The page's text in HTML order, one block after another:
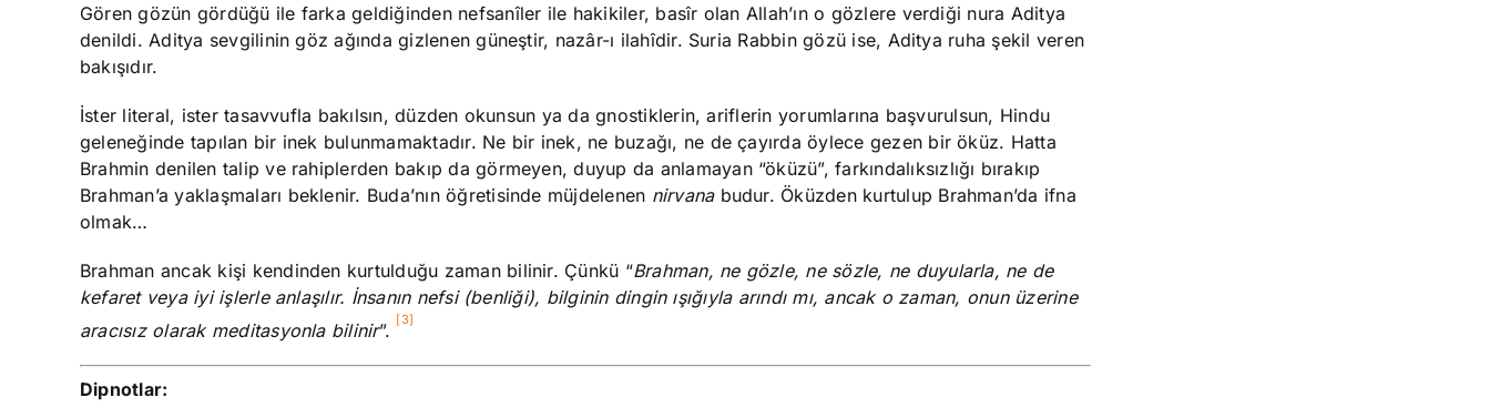
Gören gözün gördüğü ile farka geldiğinden nefsanîler ile hakikiler, basîr olan Allah’ın o gözlere verdiği nura Aditya
denildi. Aditya sevgilinin göz ağında gizlenen güneştir, nazâr-ı ilahîdir. Suria Rabbin gözü ise, Aditya ruha şekil veren
bakışıdır.
İster literal, ister tasavvufla bakılsın, düzden okunsun ya da gnostiklerin, ariflerin yorumlarına başvurulsun, Hindu
geleneğinde tapılan bir inek bulunmamaktadır. Ne bir inek, ne buzağı, ne de çayırda öylece gezen bir öküz. Hatta
Brahmin denilen talip ve rahiplerden bakıp da görmeyen, duyup da anlamayan “öküzü”, farkındalıksızlığı bırakıp
Brahman’a yaklaşmaları beklenir. Buda’nın öğretisinde müjdelenen nirvanabudur. Öküzden kurtulup Brahman’da ifna
olmak…
Brahman ancak kişi kendinden kurtulduğu zaman bilinir. Çünkü “Brahman, ne gözle, ne sözle, ne duyularla, ne de
kefaret veya iyi işlerle anlaşılır. İnsanın nefsi (benliği), bilginin dingin ışığıyla arındı mı, ancak o zaman, onun üzerine
aracısız olarak meditasyonla bilinir”. [3]
Dipnotlar: